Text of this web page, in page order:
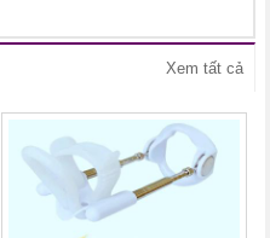
Xem tất cả